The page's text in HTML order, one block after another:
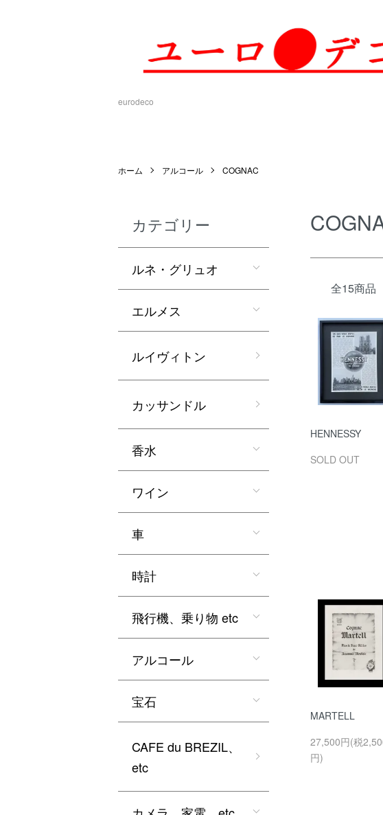
eurodeco
ホーム アルコール COGNAC
全15商品
HENNESSY
SOLD OUT
MARTELL
27,500円(税
円)
カテゴリー
ルネ・グリュオ
エルメス
ルイヴィトン
カッサンドル
香水
ワイン
車
時計
飛行機、乗り物 etc
アルコール
宝石
CAFE du BREZIL、
etc